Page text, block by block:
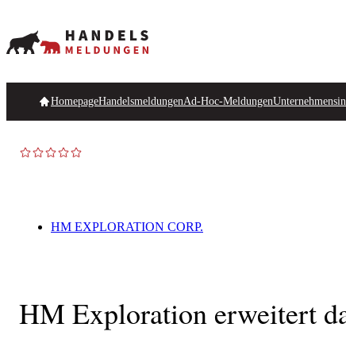
HomepageHandelsmeldungenAd-Hoc-Meldungen
HM EXPLORATION CORP.
HM Exploration erweitert